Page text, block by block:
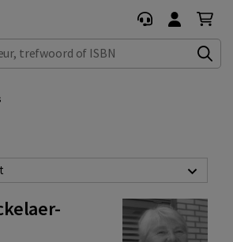
of ISBN